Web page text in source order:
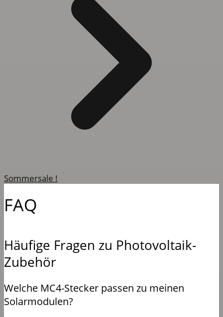
Sommersale !
FAQ
Häufige Fragen zu Photovoltaik-
Zubehör
Welche MC4-Stecker passen zu meinen
Solarmodulen?